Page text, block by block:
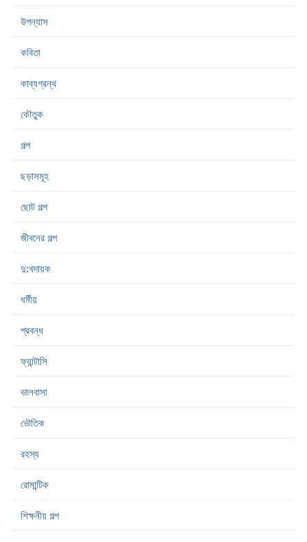
উপন্যাস
কবিতা
কাব্যগ্রন্থ
কৌতুক
গল্প
ছড়াসমূহ
ছোট গল্প
জীবনের গল্প
দু:খদায়ক
ধর্মীয়
প্রবন্ধ
ফ্যান্টাসি
ভালবাসা
ভৌতিক
রহস্য
রোমান্টিক
শিক্ষনীয় গল্প